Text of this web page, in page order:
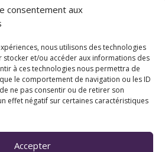
consentement aux
nous utilisons des technologies
stocker et/ou accéder aux informations des
à ces technologies nous permettra de
le comportement de navigation ou les ID
ne pas consentir ou de retirer son
effet négatif sur certaines caractéristiques
Accepter
83 20 79 47
Atlantiques 64)